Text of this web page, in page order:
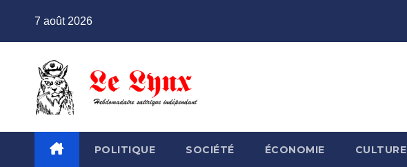
7 août 2026
POLITIQUE SOCIÉTÉ ÉCONOMIE CULTURE